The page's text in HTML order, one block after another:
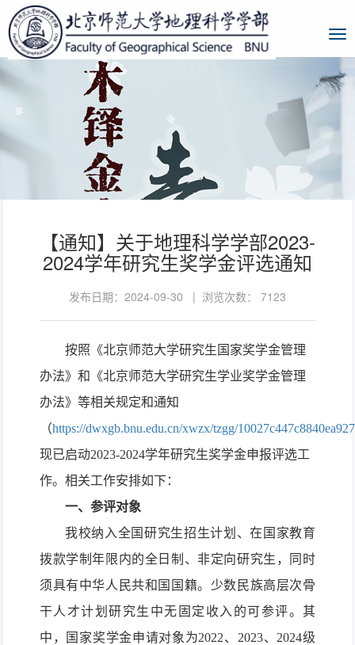
【通知】关于地理科学学部2023-
2024学年研究生奖学金评选通知
发布日期：2024-09-30 | 浏览次数： 7123
按照 《北京师范大学研究生国家奖学金管理
办法》和《北京师范大学研究生学业奖学金管理
办法》 等相关规定和通知
（https://dwxgb.bnu.edu.cn/xwzx/tzgg/
现已启动2023-2024学年研究生奖学金申报评选工
作。相关工作安排如下：
一、参评对象
我校纳入全国研究生招生计划、在国家教育
拨款学制年限内的全日制、非定向研究生，同时
须具有中华人民共和国国籍。少数民族高层次骨
干人才计划研究生中无固定收入的可参评。其
中，国家奖学金申请对象为2022、2023、2024级